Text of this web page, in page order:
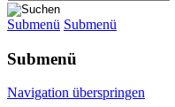
Submenü Submenü
Submenü
Navigation überspringen